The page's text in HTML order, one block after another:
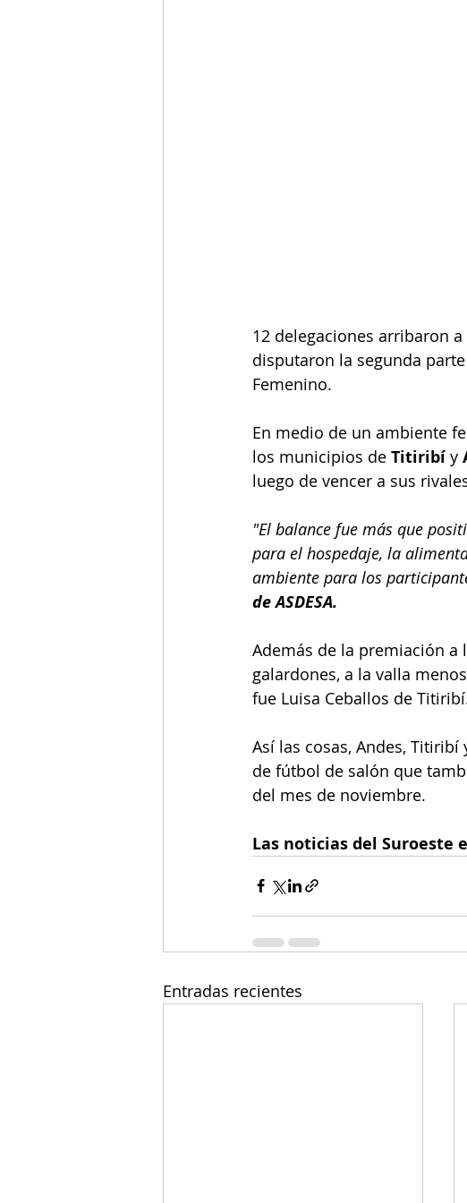
12 delegaciones arribaron
disputaron la segunda
Femenino.
En medio de un ambiente
los municipios de Titiribí y
luego de vencer a sus
"El balance fue más que
para el hospedaje, la
ambiente para los
de ASDESA.
Además de la premiación a
galardones, a la valla
fue Luisa Ceballos de
Así las cosas, Andes,
de fútbol de salón que
del mes de noviembre.
Las noticias del Suroeste
Entradas recientes